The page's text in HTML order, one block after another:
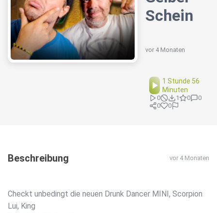
Schein
vor 4 Monaten
1 Stunde 56
Minuten
0 1 0
0
0
0
Beschreibung vor 4 Monaten
Checkt unbedingt die neuen Drunk Dancer MINI, Scorpion
Lui, King